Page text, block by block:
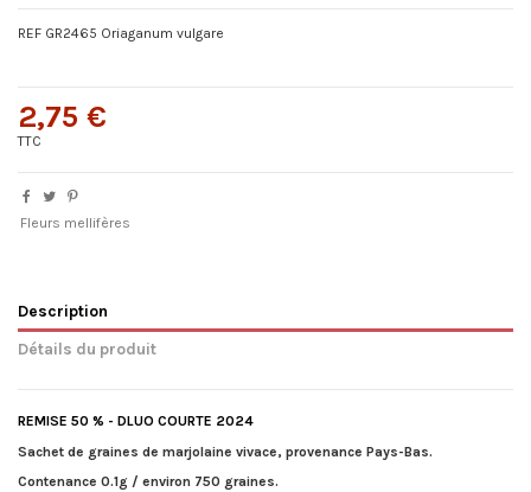
REF GR2465 Oriaganum vulgare
2,75 €
TTC
Fleurs mellifères
Description
Détails du produit
REMISE 50 % - DLUO COURTE 2024
Sachet de graines de marjolaine vivace, provenance Pays-Bas.
Contenance 0.1g / environ 750 graines.